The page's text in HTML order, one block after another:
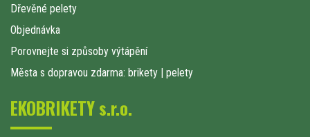
Dřevěné pelety
Objednávka
Porovnejte si způsoby výtápění
Města s dopravou zdarma: brikety | pelety
EKOBRIKETY s.r.o.